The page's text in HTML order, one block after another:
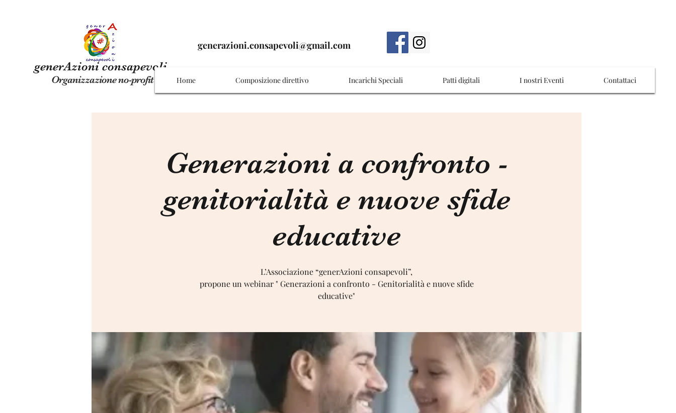
generAzioni consapevoli
Organizzazione no-profit
generazioni.consapevoli@gmail.com
Home Composizione direttivo Incarichi Speciali Patti digitali I nostri Eventi Contattaci
Generazioni a confronto -
genitorialità e nuove sfide
educative
L’Associazione “generAzioni consapevoli”,
propone un webinar " Generazioni a confronto - Genitorialità e nuove sfide
educative"